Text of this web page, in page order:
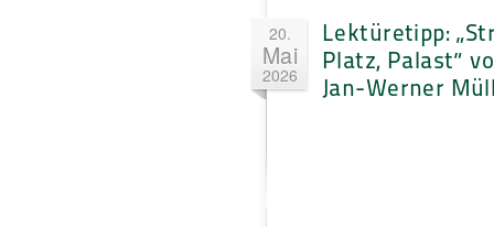
20.
Mai
2026
Lektüretipp:
Platz, Palast“
Jan-Werner